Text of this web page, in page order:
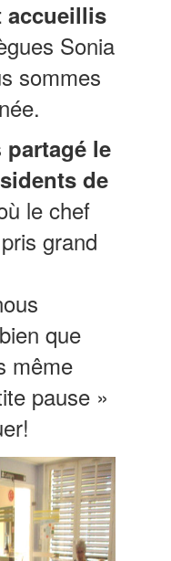
accueillis
Sonia
sommes
partagé le
de
le chef
grand
que
même
pause »